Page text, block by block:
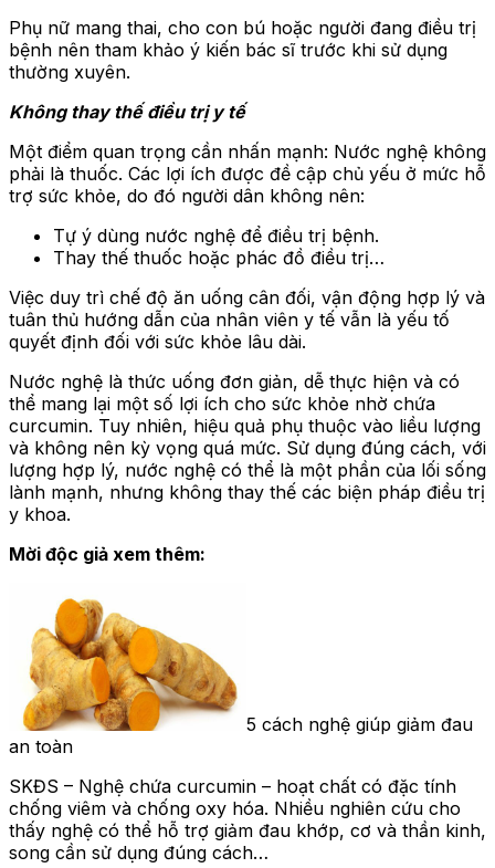
Phụ nữ mang thai, cho con bú hoặc người đang điều trị
bệnh nên tham khảo ý kiến bác sĩ trước khi sử dụng
thường xuyên.
Không thay thế điều trị y tế
Một điểm quan trọng cần nhấn mạnh: Nước nghệ không
phải là thuốc. Các lợi ích được đề cập chủ yếu ở mức hỗ
trợ sức khỏe, do đó người dân không nên:
Tự ý dùng nước nghệ để điều trị bệnh.
Thay thế thuốc hoặc phác đồ điều trị…
Việc duy trì chế độ ăn uống cân đối, vận động hợp lý và
tuân thủ hướng dẫn của nhân viên y tế vẫn là yếu tố
quyết định đối với sức khỏe lâu dài.
Nước nghệ là thức uống đơn giản, dễ thực hiện và có
thể mang lại một số lợi ích cho sức khỏe nhờ chứa
curcumin. Tuy nhiên, hiệu quả phụ thuộc vào liều lượng
và không nên kỳ vọng quá mức. Sử dụng đúng cách, với
lượng hợp lý, nước nghệ có thể là một phần của lối sống
lành mạnh, nhưng không thay thế các biện pháp điều trị
y khoa.
Mời độc giả xem thêm:
5 cách nghệ giúp giảm đau
an toàn
SKĐS – Nghệ chứa curcumin – hoạt chất có đặc tính
chống viêm và chống oxy hóa. Nhiều nghiên cứu cho
thấy nghệ có thể hỗ trợ giảm đau khớp, cơ và thần kinh,
song cần sử dụng đúng cách…